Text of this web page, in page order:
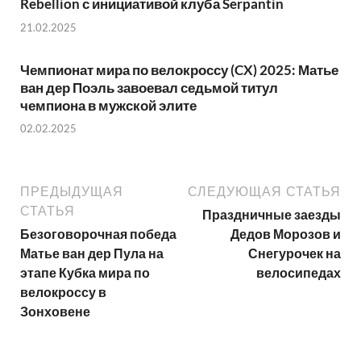
Rebellion с инициативой клуба Serpantin
21.02.2025
Чемпионат мира по велокроссу (CX) 2025: Матье
ван дер Поэль завоевал седьмой титул
чемпиона в мужской элите
02.02.2025
ПРЕДЫДУЩАЯ
СТАТЬЯ
Безоговорочная победа
Матье ван дер Пула на
этапе Кубка мира по
велокроссу в
Зонховене
СЛЕДУЮЩАЯ СТАТЬЯ
Праздничные заезды
Дедов Морозов и
Снегурочек на
велосипедах